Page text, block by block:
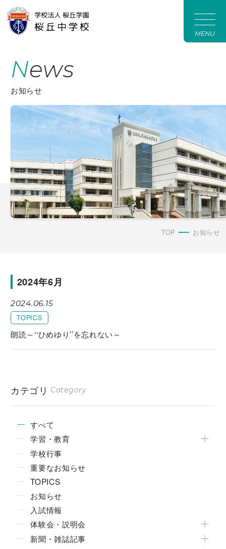
MENU
News
お知らせ
TOP お知らせ
2024年6月
2024.06.15
TOPICS
朗読～‘‘ひめゆり’’を忘れない～
カテゴリ Category
すべて
学習・教育
学校行事
重要なお知らせ
TOPICS
お知らせ
入試情報
体験会・説明会
新聞・雑誌記事